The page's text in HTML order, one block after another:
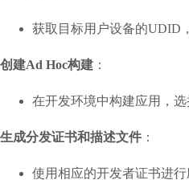
获取目标用户设备的UDID
创建Ad Hoc构建 ：
在开发环境中构建应用，选
生成分发证书和描述文件 ：
使用相应的开发者证书进